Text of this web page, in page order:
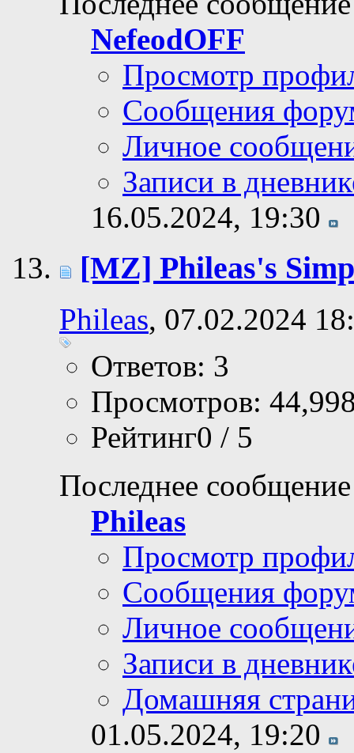
NefeodOFF
Просмотр
Сообщения
Личное
Записи в
16.05.2024, 19:30
[MZ] Phileas's
Phileas, 07.02.2024
Ответов: 3
Просмотров:
Рейтинг0 / 5
Последнее
Phileas
Просмотр
Сообщения
Личное
Записи в
Домашняя
01.05.2024, 19:20